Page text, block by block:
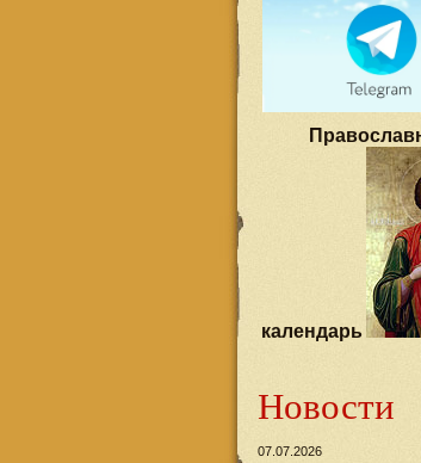
календарь
Новости
07.07.2026